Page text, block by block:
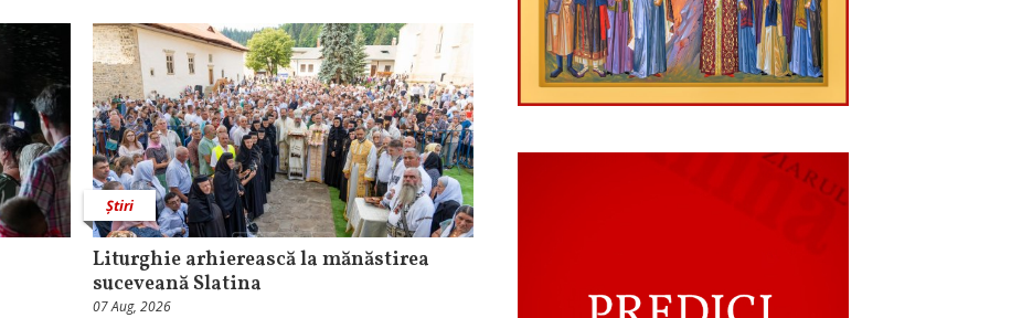
Știri
Liturghie arhierească la mănăstirea
suceveană Slatina
07 Aug, 2026